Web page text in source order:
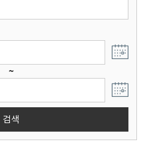
~
검색